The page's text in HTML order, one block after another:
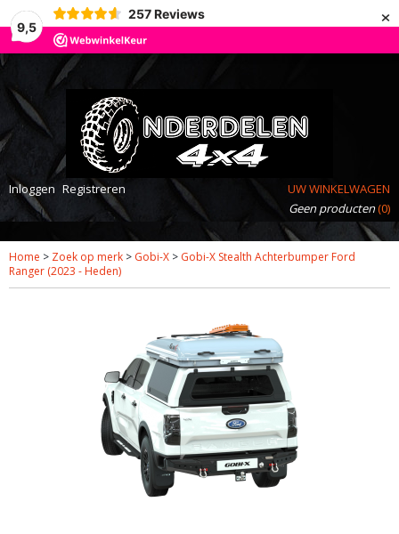
9,5
257 Reviews ×
Inloggen Registreren
UW WINKELWAGEN
Geen producten(0)
Home > Zoek op merk > Gobi-X > Gobi-X Stealth Achterbumper Ford
Ranger (2023 - Heden)